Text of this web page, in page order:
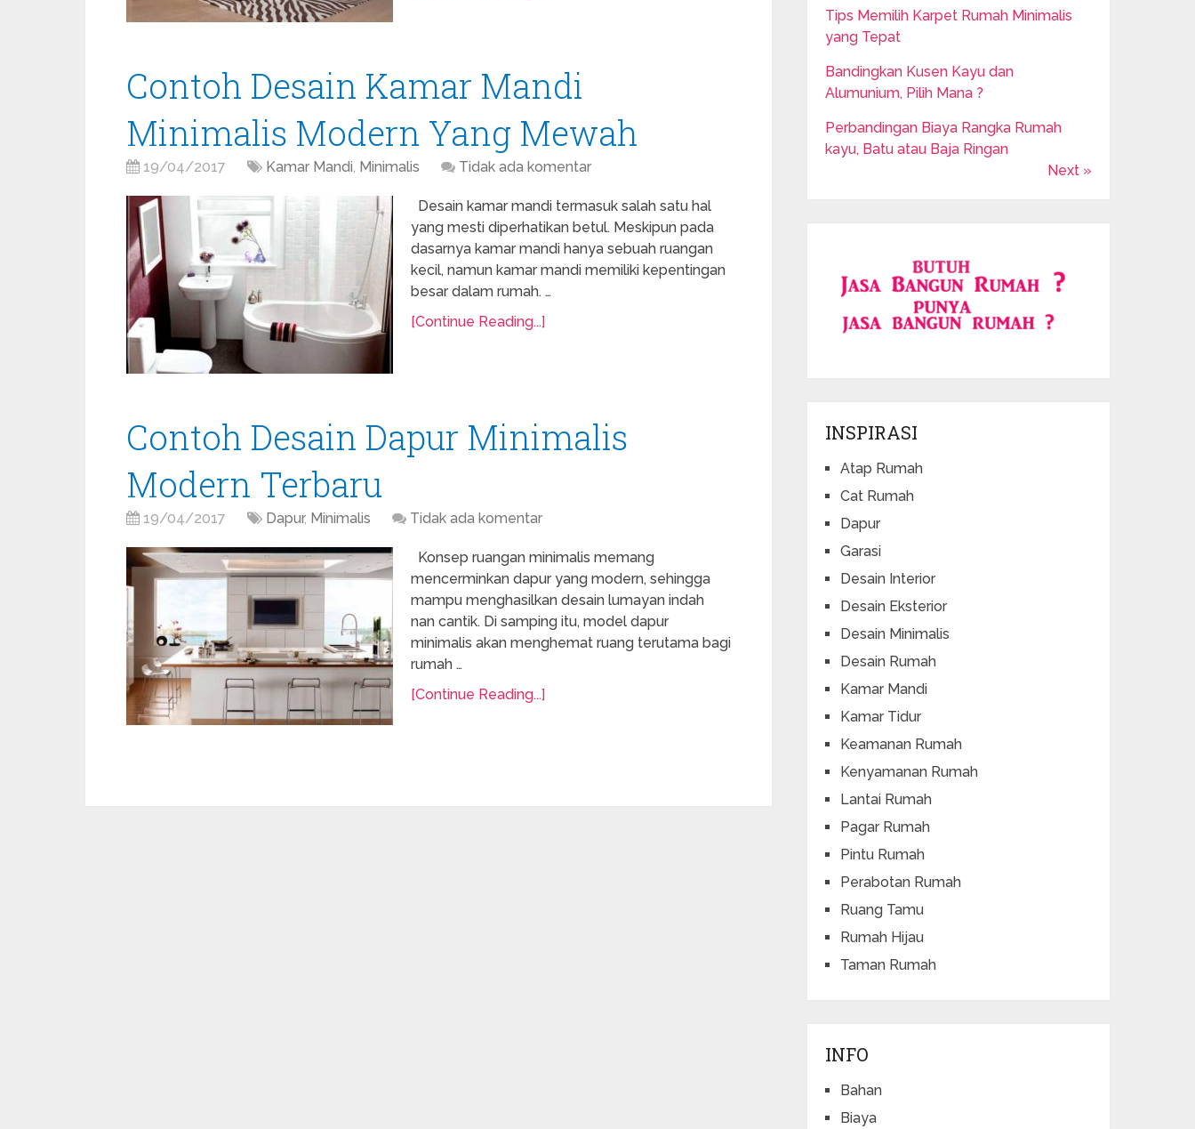
Contoh Desain Kamar Mandi
Minimalis Modern Yang Mewah
19/04/2017 Kamar Mandi, Minimalis Tidak ada komentar
Desain kamar mandi termasuk salah satu hal
yang mesti diperhatikan betul. Meskipun pada
dasarnya kamar mandi hanya sebuah ruangan
kecil, namun kamar mandi memiliki kepentingan
besar dalam rumah. …
[Continue Reading...]
Contoh Desain Dapur Minimalis
Modern Terbaru
19/04/2017 Dapur, Minimalis Tidak ada komentar
Konsep ruangan minimalis memang
mencerminkan dapur yang modern, sehingga
mampu menghasilkan desain lumayan indah
nan cantik. Di samping itu, model dapur
minimalis akan menghemat ruang terutama bagi
rumah …
[Continue Reading...]
Tips Memilih Karpet Rumah Minimalis
yang Tepat
Bandingkan Kusen Kayu dan
Alumunium, Pilih Mana ?
Perbandingan Biaya Rangka Rumah
kayu, Batu atau Baja Ringan
Next »
INSPIRASI
Atap Rumah
Cat Rumah
Dapur
Garasi
Desain Interior
Desain Eksterior
Desain Minimalis
Desain Rumah
Kamar Mandi
Kamar Tidur
Keamanan Rumah
Kenyamanan Rumah
Lantai Rumah
Pagar Rumah
Pintu Rumah
Perabotan Rumah
Ruang Tamu
Rumah Hijau
Taman Rumah
INFO
Bahan
Biaya